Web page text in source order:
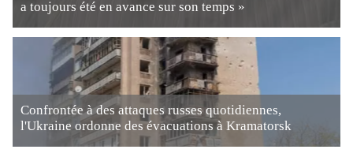
a toujours été en avance sur son temps »
Confrontée à des attaques russes quotidiennes,
l'Ukraine ordonne des évacuations à Kramatorsk